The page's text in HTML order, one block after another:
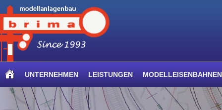
UNTERNEHMEN LEISTUNGEN MODELLEISENBAHNEN